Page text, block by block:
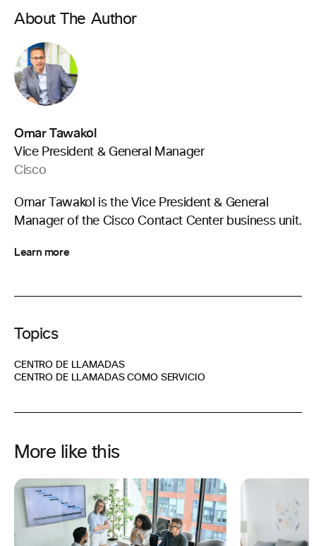
About The Author
Omar Tawakol
Vice President & General Manager
Cisco
Omar Tawakol is the Vice President & General
Manager of the Cisco Contact Center business unit.
Learn more
Topics
CENTRO DE LLAMADAS
CENTRO DE LLAMADAS COMO SERVICIO
More like this